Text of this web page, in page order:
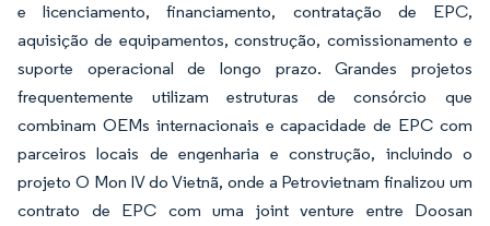
e licenciamento, financiamento, contratação de EPC,
aquisição de equipamentos, construção, comissionamento e
suporte operacional de longo prazo. Grandes projetos
frequentemente utilizam estruturas de consórcio que
combinam OEMs internacionais e capacidade de EPC com
parceiros locais de engenharia e construção, incluindo o
projeto O Mon IV do Vietnã, onde a Petrovietnam finalizou um
contrato de EPC com uma joint venture entre Doosan